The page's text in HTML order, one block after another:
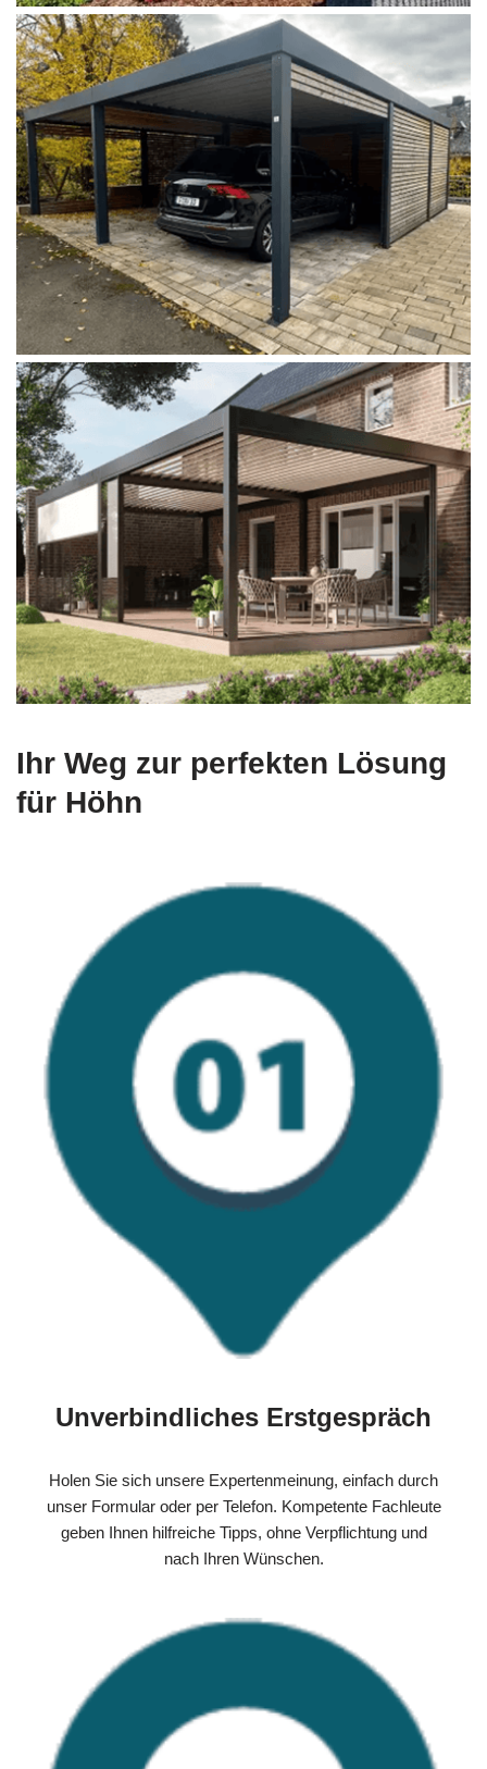
Ihr Weg zur perfekten Lösung
für Höhn
Unverbindliches Erstgespräch
Holen Sie sich unsere Expertenmeinung, einfach durch
unser Formular oder per Telefon. Kompetente Fachleute
geben Ihnen hilfreiche Tipps, ohne Verpflichtung und
nach Ihren Wünschen.